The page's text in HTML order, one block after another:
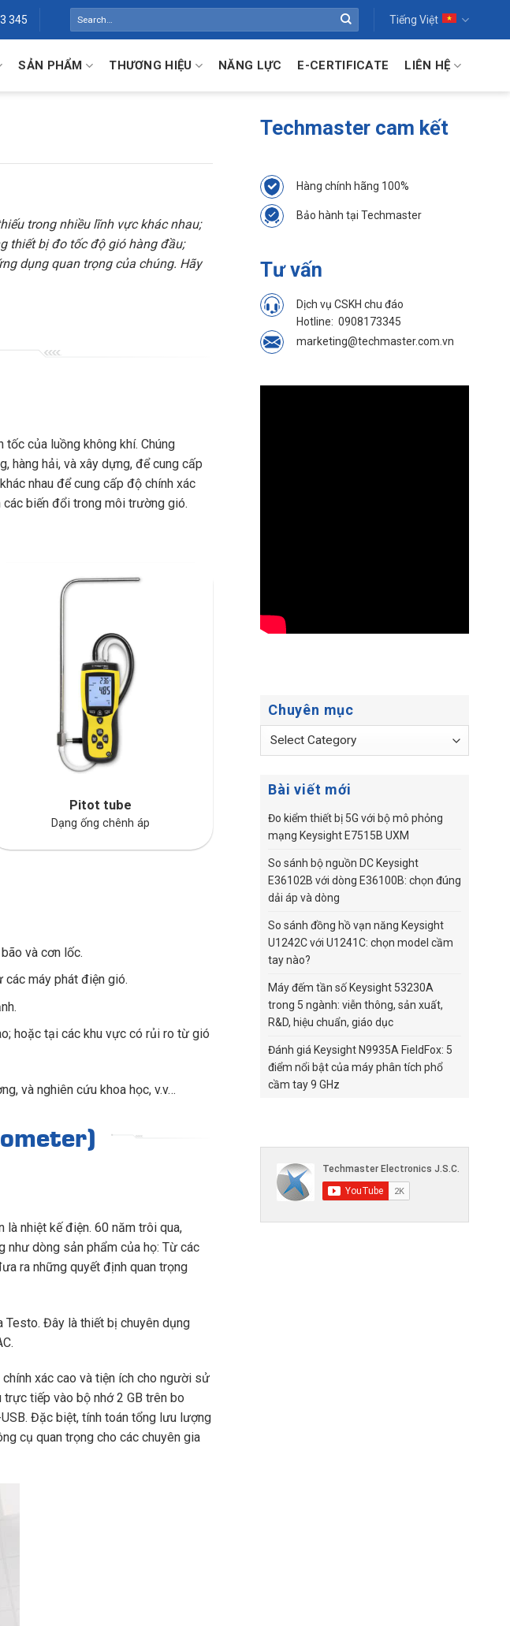
345 Tiếng Việt
SẢN PHẨM THƯƠNG HIỆU NĂNG LỰC E-CERTIFICATE LIÊN HỆ
trong nhiều lĩnh vực khác nhau;
thiết bị đo tốc độ gió hàng đầu;
dụng quan trọng của chúng. Hãy
của luồng không khí. Chúng
hàng hải, và xây dựng, để cung cấp
nhau để cung cấp độ chính xác
biến đổi trong môi trường gió.
Pitot tube
Dạng ống chênh áp
và cơn lốc.
máy phát điện gió.
hoặc tại các khu vực có rủi ro từ gió
và nghiên cứu khoa học, v.v…
nhiệt kế điện. 60 năm trôi qua,
như dòng sản phẩm của họ: Từ các
ra những quyết định quan trọng
Đây là thiết bị chuyên dụng
xác cao và tiện ích cho người sử
tiếp vào bộ nhớ 2 GB trên bo
Đặc biệt, tính toán tổng lưu lượng
cụ quan trọng cho các chuyên gia
Techmaster cam kết
Hàng chính hãng 100%
Bảo hành tại Techmaster
Tư vấn
Dịch vụ CSKH chu đáo
Hotline: 0908173345
marketing@techmaster.com.vn
Chuyên mục
Chuyên
Bài viết mới
Đo kiểm thiết bị 5G với bộ mô phỏng
mạng Keysight E7515B UXM
So sánh bộ nguồn DC Keysight
E36102B với dòng E36100B: chọn đúng
dải áp và dòng
So sánh đồng hồ vạn năng Keysight
U1242C với U1241C: chọn model cầm
tay nào?
Máy đếm tần số Keysight 53230A
trong 5 ngành: viễn thông, sản xuất,
R&D, hiệu chuẩn, giáo dục
Đánh giá Keysight N9935A FieldFox: 5
điểm nổi bật của máy phân tích phổ
cầm tay 9 GHz